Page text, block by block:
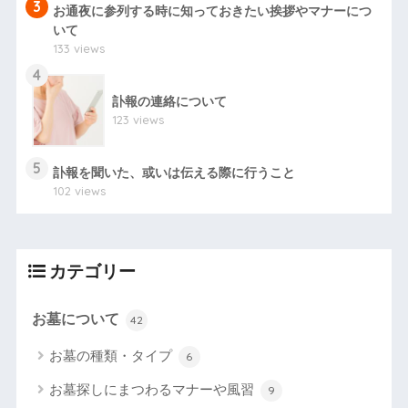
3
お通夜に参列する時に知っておきたい挨拶やマナーにつ
いて
133 views
4
訃報の連絡について
123 views
5
訃報を聞いた、或いは伝える際に行うこと
102 views
カテゴリー
お墓について 42
お墓の種類・タイプ 6
お墓探しにまつわるマナーや風習 9